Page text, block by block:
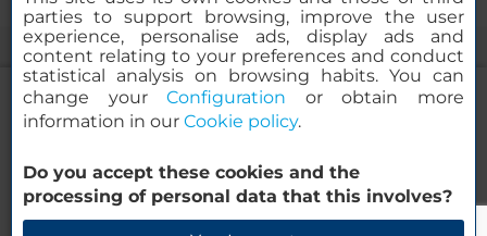
NH Collection Madrid Suecia
© 2000-2026 MINOR HOTELS EUROPE & AMERICAS Santa Engracia,
120. 28003 Madrid, España
parties to support browsing, improve the user
experience, personalise ads, display ads and
content relating to your preferences and conduct
statistical analysis on browsing habits. You can
change yourConfiguration or obtain more
information in our Cookie policy.
Do you accept these cookies and the
processing of personal data that this involves?